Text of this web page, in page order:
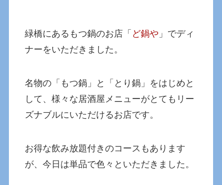
緑橋にあるもつ鍋のお店「 ど鍋や 」でディ
ナーをいただきました。
名物の「もつ鍋」と「とり鍋」をはじめと
して、様々な居酒屋メニューがとてもリー
ズナブルにいただけるお店です。
お得な飲み放題付きのコースもあります
が、今日は単品で色々といただきました。